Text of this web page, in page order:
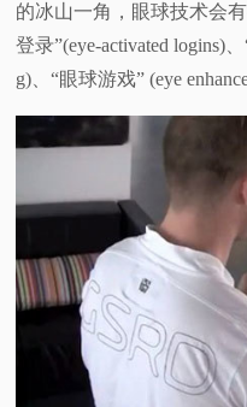
的冰山一角，眼球技术会
登录”(eye-activated logins)
g)、“眼球游戏” (eye